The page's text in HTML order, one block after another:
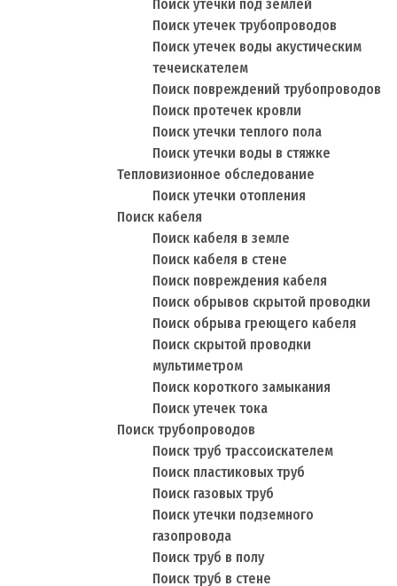
Поиск утечки под землей
Поиск утечек трубопроводов
Поиск утечек воды акустическим
течеискателем
Поиск повреждений трубопроводов
Поиск протечек кровли
Поиск утечки теплого пола
Поиск утечки воды в стяжке
Тепловизионное обследование
Поиск утечки отопления
Поиск кабеля
Поиск кабеля в земле
Поиск кабеля в стене
Поиск повреждения кабеля
Поиск обрывов скрытой проводки
Поиск обрыва греющего кабеля
Поиск скрытой проводки
мультиметром
Поиск короткого замыкания
Поиск утечек тока
Поиск трубопроводов
Поиск труб трассоискателем
Поиск пластиковых труб
Поиск газовых труб
Поиск утечки подземного
газопровода
Поиск труб в полу
Поиск труб в стене